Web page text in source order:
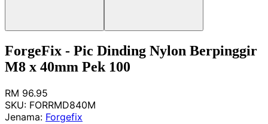
ForgeFix - Pic Dinding Nylon Berpinggir
M8 x 40mm Pek 100
RM 96.95
SKU: FORRMD840M
Jenama: Forgefix